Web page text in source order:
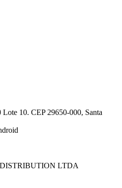
Lote 10. CEP 29650-000, Santa
LTDA